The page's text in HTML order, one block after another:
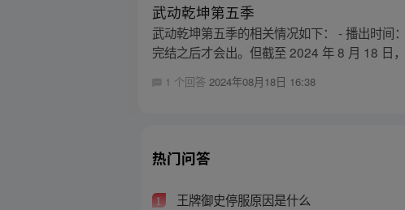
武动乾坤第五季
武动乾坤第五季的相关情况如下： - 播出时间
完结之后才会出。但截至 2024 年 8 月 18 日
1 个回答2024年08月18日 16:38
热门问答
1 王牌御史停服原因是什么